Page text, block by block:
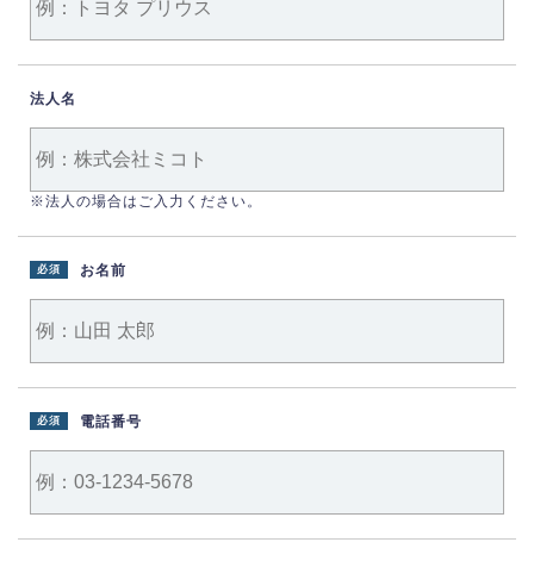
法人名
※法人の場合はご入力ください。
お名前
必須
電話番号
必須